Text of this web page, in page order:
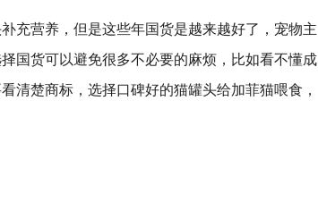
营养，但是这些年国货是越来越好了，宠物主
国货可以避免很多不必要的麻烦，比如看不懂成
清楚商标，选择口碑好的猫罐头给加菲猫喂食，